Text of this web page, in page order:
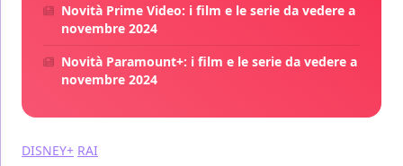
Novità Prime Video: i film e le serie da vedere a
novembre 2024
Novità Paramount+: i film e le serie da vedere a
novembre 2024
DISNEY+ RAI